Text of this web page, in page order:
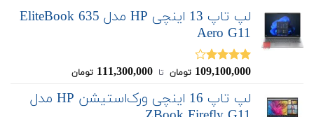
لپ تاپ 13 اینچی HP مدل EliteBook 635
Aero G11
نمره
109,100,000 تومان ‌ تا ‌ 111,300,000 تومان
لپ تاپ 16 اینچی ورک‌استیشن HP مدل